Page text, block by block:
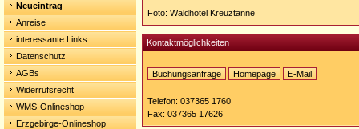
Neueintrag
Anreise
interessante Links
Datenschutz
AGBs
Widerrufsrecht
WMS-Onlineshop
Erzgebirge-Onlineshop
Foto: Waldhotel Kreuztanne
Kontaktmöglichkeiten
Buchungsanfrage
Homepage
http://www.kreuztanne.de
E-Mail
Telefon: 037365 1760
Fax: 037365 17626